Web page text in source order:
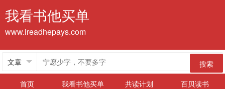
我看书他买单
www.ireadhepays.com
搜索
首页
我看书他买单 共读计划 百贝读书